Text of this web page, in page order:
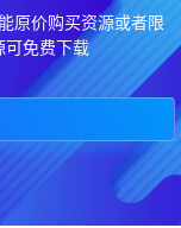
原价购买资源或者限
可免费下载